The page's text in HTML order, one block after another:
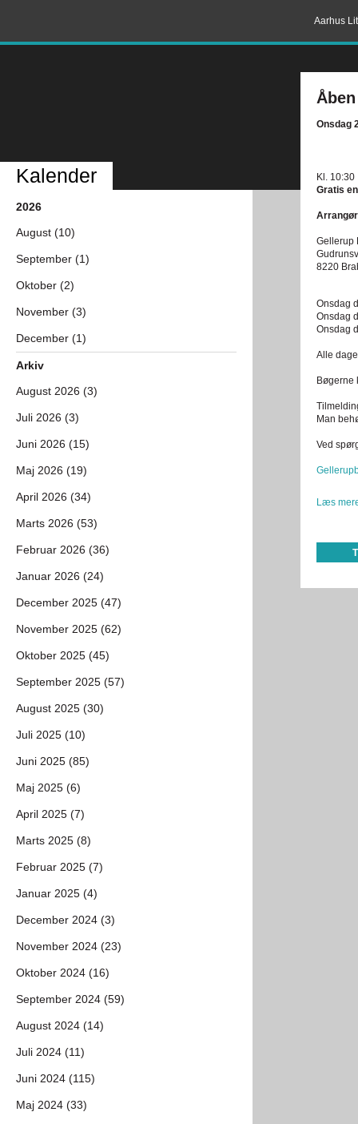
Aarhus
Onsdag
Kl. 10:30
Gratis
Gellerup
8220
Onsdag
Onsdag
Onsdag
Alle
Bøgerne
Man
Ved
Læs
Kalender
2026
August (10)
September (1)
Oktober (2)
November (3)
December (1)
Arkiv
August 2026 (3)
Juli 2026 (3)
Juni 2026 (15)
Maj 2026 (19)
April 2026 (34)
Marts 2026 (53)
Februar 2026 (36)
Januar 2026 (24)
December 2025 (47)
November 2025 (62)
Oktober 2025 (45)
September 2025 (57)
August 2025 (30)
Juli 2025 (10)
Juni 2025 (85)
Maj 2025 (6)
April 2025 (7)
Marts 2025 (8)
Februar 2025 (7)
Januar 2025 (4)
December 2024 (3)
November 2024 (23)
Oktober 2024 (16)
September 2024 (59)
August 2024 (14)
Juli 2024 (11)
Juni 2024 (115)
Maj 2024 (33)